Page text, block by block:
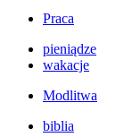
Praca
pieniądze
wakacje
Modlitwa
biblia